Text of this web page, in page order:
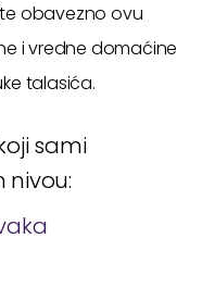
obavezno ovu
i vredne domaćine
talasića.
sami
nivou: